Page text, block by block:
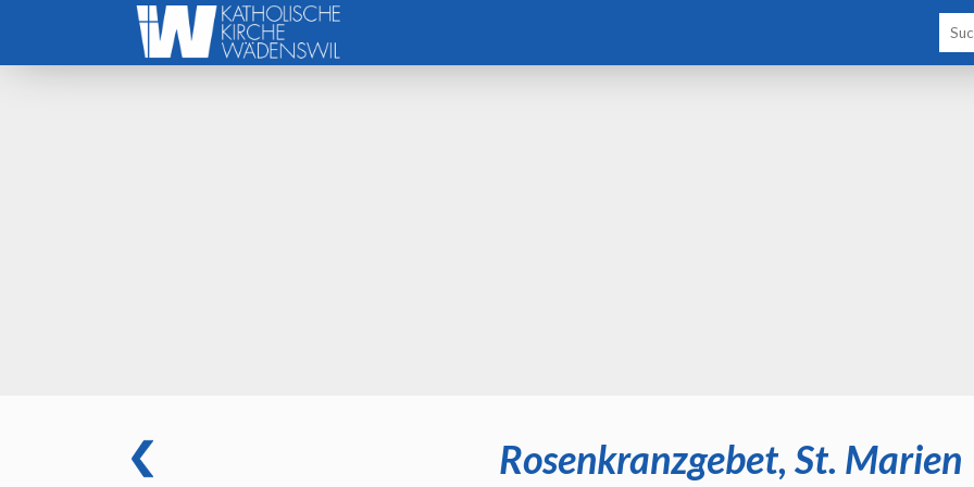
Rosenkranzgebet, St. Marien